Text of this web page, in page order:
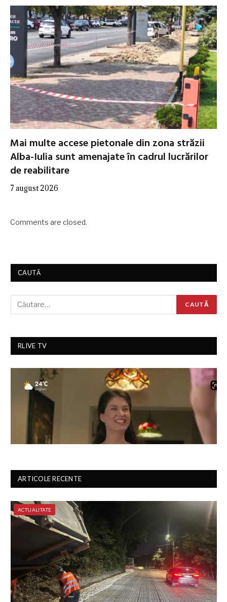
Mai multe accese pietonale din zona străzii
Alba-Iulia sunt amenajate în cadrul lucrărilor
de reabilitare
7 august 2026
Comments are closed.
CAUTĂ
RLIVE TV
ARTICOLE RECENTE
ACTUALITATE